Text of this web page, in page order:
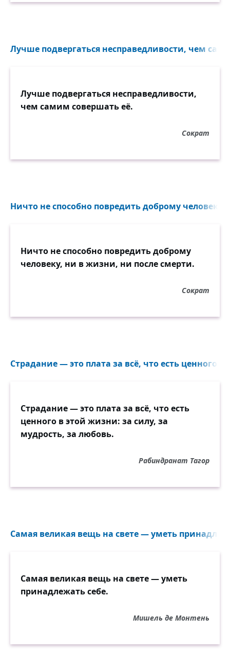
Лучше подвергаться несправедливости, чем
Лучше подвергаться несправедливости,
чем самим совершать её.
Сократ
Ничто не способно повредить доброму
Ничто не способно повредить доброму
человеку, ни в жизни, ни после смерти.
Сократ
Страдание — это плата за всё, что есть ценного
Страдание — это плата за всё, что есть
ценного в этой жизни: за силу, за
мудрость, за любовь.
Рабиндранат Тагор
Самая великая вещь на свете — уметь
Самая великая вещь на свете — уметь
принадлежать себе.
Мишель де Монтень